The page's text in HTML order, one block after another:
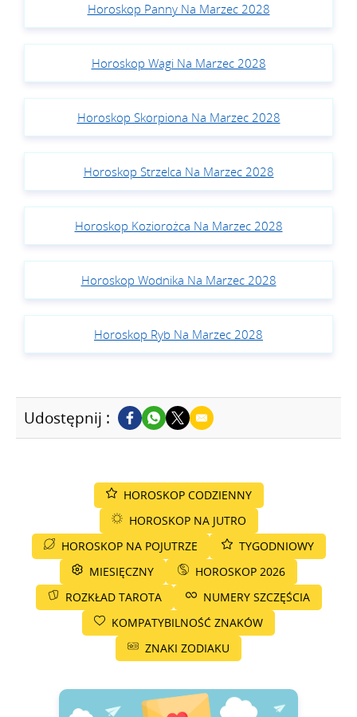
Horoskop Panny Na Marzec 2028
Horoskop Wagi Na Marzec 2028
Horoskop Skorpiona Na Marzec 2028
Horoskop Strzelca Na Marzec 2028
Horoskop Koziorożca Na Marzec 2028
Horoskop Wodnika Na Marzec 2028
Horoskop Ryb Na Marzec 2028
Udostępnij :
HOROSKOP CODZIENNY
HOROSKOP NA JUTRO
HOROSKOP NA POJUTRZE
TYGODNIOWY
MIESIĘCZNY
HOROSKOP 2026
ROZKŁAD TAROTA
NUMERY SZCZĘŚCIA
KOMPATYBILNOŚĆ ZNAKÓW
ZNAKI ZODIAKU